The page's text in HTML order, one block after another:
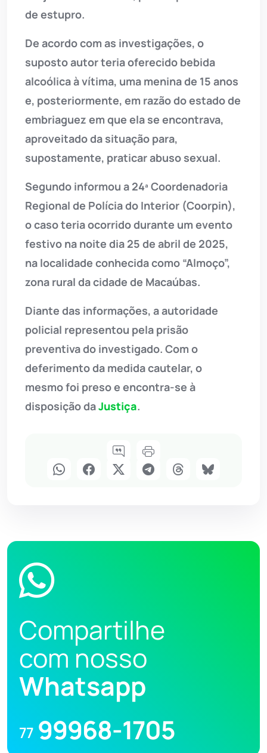
de estupro.
De acordo com as investigações, o
suposto autor teria oferecido bebida
alcoólica à vítima, uma menina de 15 anos
e, posteriormente, em razão do estado de
embriaguez em que ela se encontrava,
aproveitado da situação para,
supostamente, praticar abuso sexual.
Segundo informou a 24ª Coordenadoria
Regional de Polícia do Interior (Coorpin),
o caso teria ocorrido durante um evento
festivo na noite dia 25 de abril de 2025,
na localidade conhecida como “Almoço”,
zona rural da cidade de Macaúbas.
Diante das informações, a autoridade
policial representou pela prisão
preventiva do investigado. Com o
deferimento da medida cautelar, o
mesmo foi preso e encontra-se à
disposição daJustiça.
Compartilhe
com nosso
Whatsapp
77 99968-1705